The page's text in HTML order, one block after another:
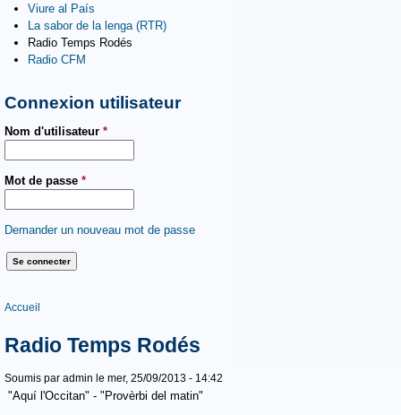
Viure al País
La sabor de la lenga (RTR)
Radio Temps Rodés
Radio CFM
Connexion utilisateur
Nom d'utilisateur *
Mot de passe *
Demander un nouveau mot de passe
Vous êtes ici
Accueil
Radio Temps Rodés
Soumis par admin le mer, 25/09/2013 - 14:42
"Aquí l'Occitan" - "Provèrbi del matin"